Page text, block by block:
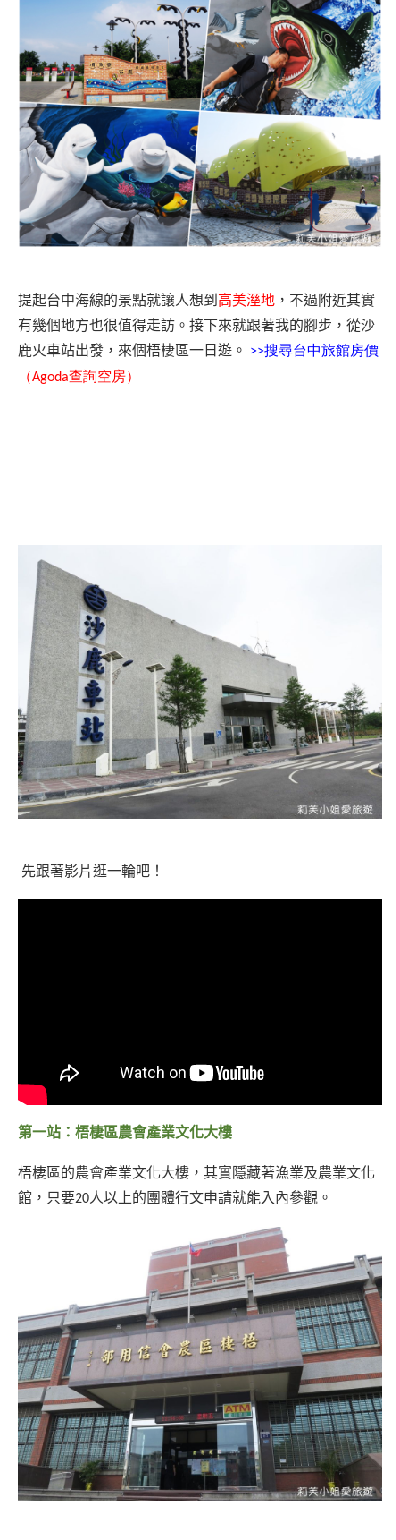
提起台中海線的景點就讓人想到 高美溼地 ，不過附近其實
有幾個地方也很值得走訪。接下來就跟著我的腳步，從沙
鹿火車站出發，來個梧棲區一日遊。
>>搜尋台中旅館房價
（Agoda查詢空房）
先跟著影片逛一輪吧！
第一站：梧棲區農會產業文化大樓
梧棲區的農會產業文化大樓，其實隱藏著漁業及農業文化
館，只要20人以上的團體行文申請就能入內參觀。